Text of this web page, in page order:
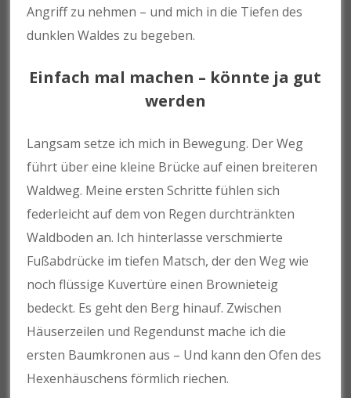
Angriff zu nehmen – und mich in die Tiefen des
dunklen Waldes zu begeben.
Einfach mal machen – könnte ja gut
werden
Langsam setze ich mich in Bewegung. Der Weg
führt über eine kleine Brücke auf einen breiteren
Waldweg. Meine ersten Schritte fühlen sich
federleicht auf dem von Regen durchtränkten
Waldboden an. Ich hinterlasse verschmierte
Fußabdrücke im tiefen Matsch, der den Weg wie
noch flüssige Kuvertüre einen Brownieteig
bedeckt. Es geht den Berg hinauf. Zwischen
Häuserzeilen und Regendunst mache ich die
ersten Baumkronen aus – Und kann den Ofen des
Hexenhäuschens förmlich riechen.